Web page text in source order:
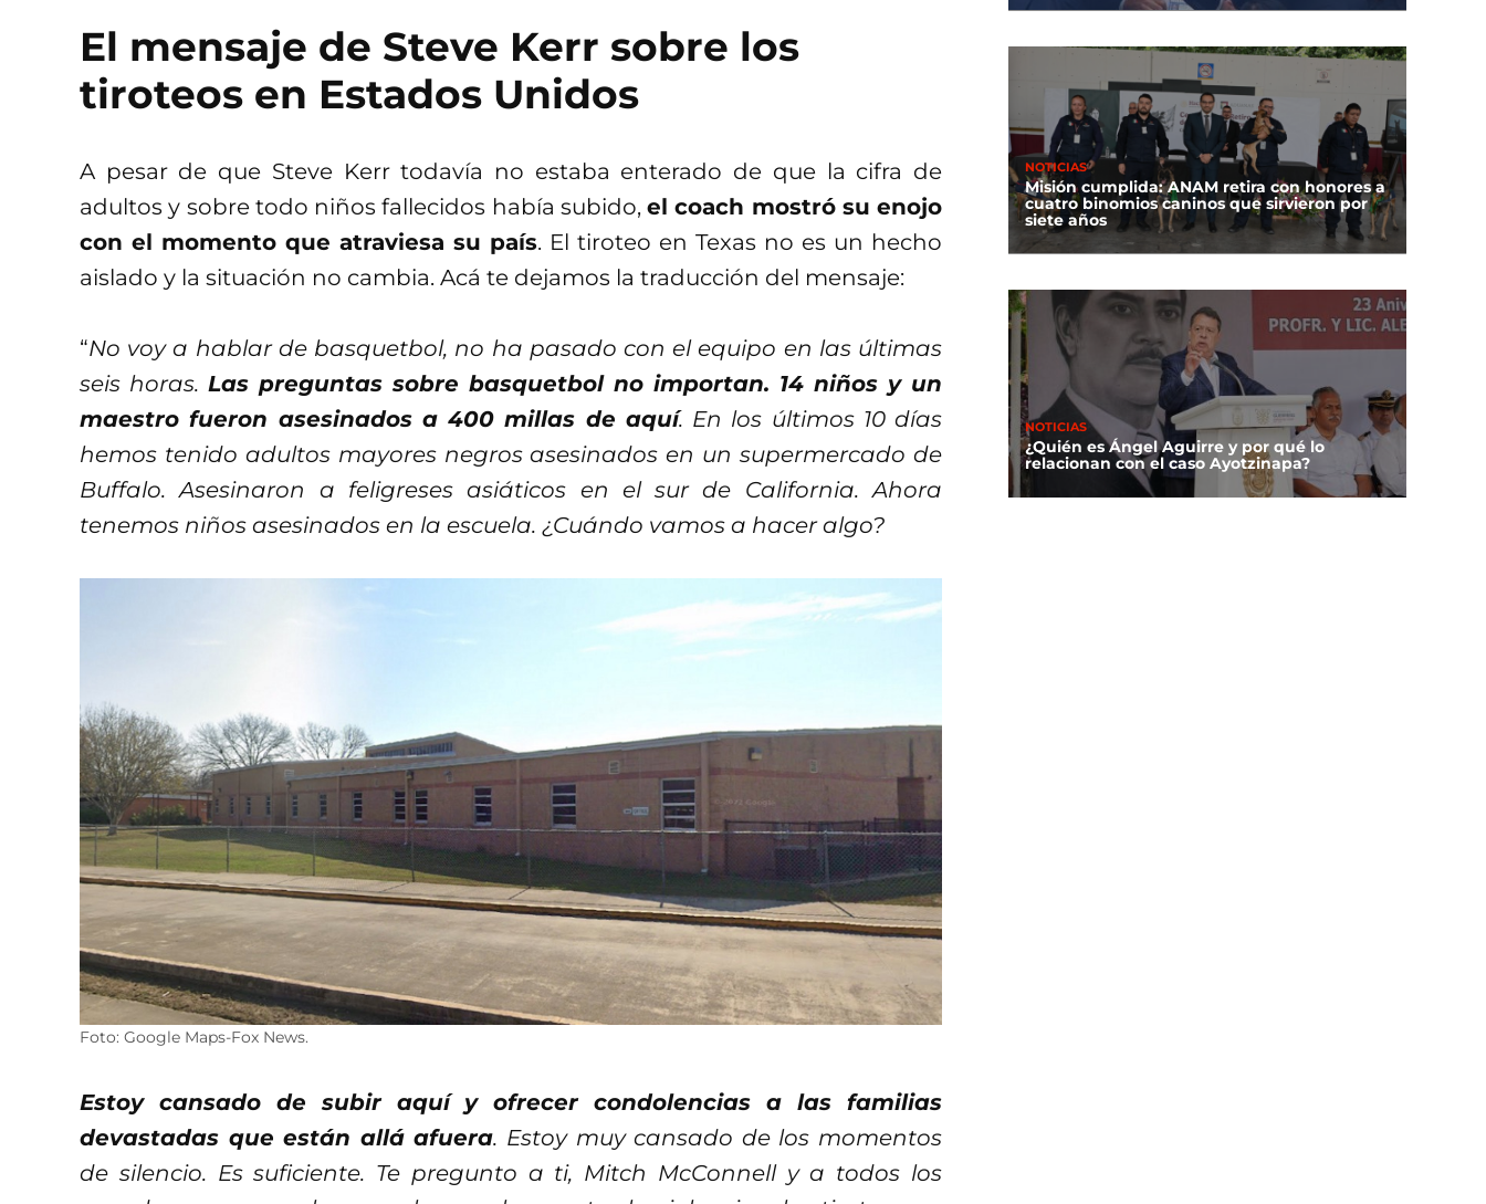
El mensaje de Steve Kerr sobre los
tiroteos en Estados Unidos
A pesar de que Steve Kerr todavía no estaba enterado de que la cifra de
adultos y sobre todo niños fallecidos había subido, el coach mostró su enojo
con el momento que atraviesa su país. El tiroteo en Texas no es un hecho
aislado y la situación no cambia. Acá te dejamos la traducción del mensaje:
“No voy a hablar de basquetbol, no ha pasado con el equipo en las últimas
seis horas. Las preguntas sobre basquetbol no importan. 14 niños y un
maestro fueron asesinados a 400 millas de aquí. En los últimos 10 días
hemos tenido adultos mayores negros asesinados en un supermercado de
Buffalo. Asesinaron a feligreses asiáticos en el sur de California. Ahora
tenemos niños asesinados en la escuela. ¿Cuándo vamos a hacer algo?
Foto: Google Maps-Fox News.
Estoy cansado de subir aquí y ofrecer condolencias a las familias
devastadas que están allá afuera. Estoy muy cansado de los momentos
de silencio. Es suficiente. Te pregunto a ti, Mitch McConnell y a todos los
NOTICIAS
Misión cumplida: ANAM retira con honores a
cuatro binomios caninos que sirvieron por
siete años
NOTICIAS
¿Quién es Ángel Aguirre y por qué lo
relacionan con el caso Ayotzinapa?